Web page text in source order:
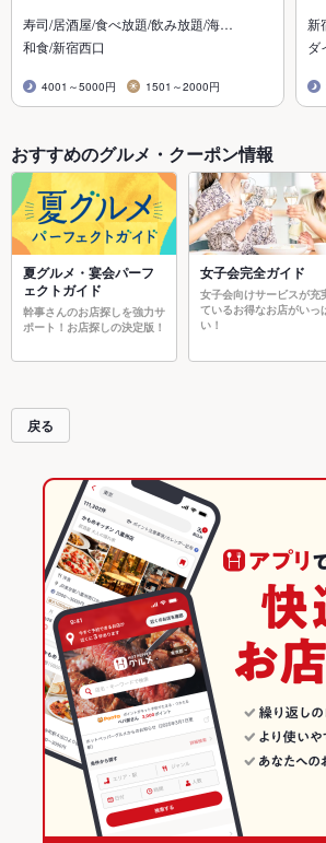
寿司/居酒屋/食べ放題/飲み放題/海…
和食/新宿西口
4001～5000円 1501～2000円
新
ダ
おすすめのグルメ・クーポン情報
夏グルメ・宴会パーフ
ェクトガイド
幹事さんのお店探しを強力サ
ポート！お店探しの決定版！
女子会完全ガイド
女子会向けサービスが充
ているお得なお店がいっ
い！
戻る